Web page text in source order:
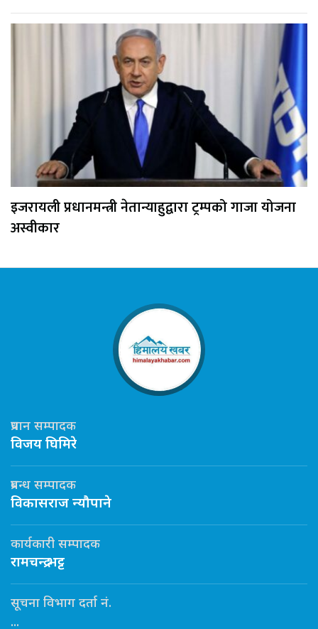
इजरायली प्रधानमन्त्री नेतान्याहुद्वारा ट्रम्पको गाजा योजना
अस्वीकार
प्रधान सम्पादक
विजय घिमिरे
प्रबन्ध सम्पादक
विकासराज न्यौपाने
कार्यकारी सम्पादक
रामचन्द्र भट्ट
सूचना विभाग दर्ता नं.
...